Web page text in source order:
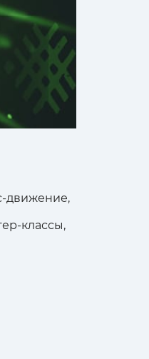
движение,
классы,